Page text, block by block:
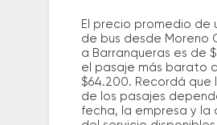
El precio promedio de
de bus desde Moreno
a Barranqueras es de
el pasaje más barato
$64.200. Recordá que
de los pasajes
fecha, la empresa y la